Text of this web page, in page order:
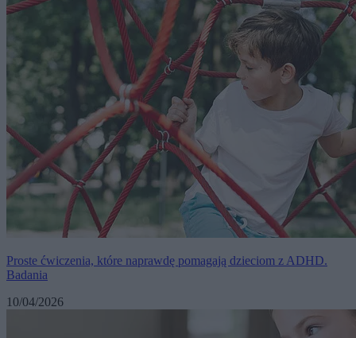
Proste ćwiczenia, które naprawdę pomagają dzieciom z ADHD.
Badania
10/04/2026